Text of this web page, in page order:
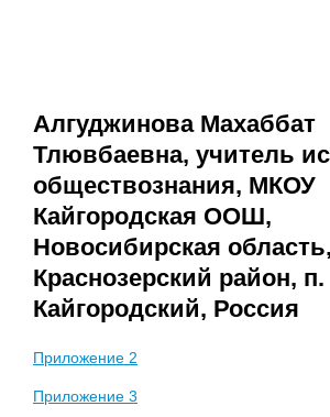
Алгуджинова Махаббат
Тлювбаевна, учитель
обществознания, МКОУ
Кайгородская ООШ,
Новосибирская область,
Краснозерский район, п.
Кайгородский, Россия
Приложение 2
Приложение 3